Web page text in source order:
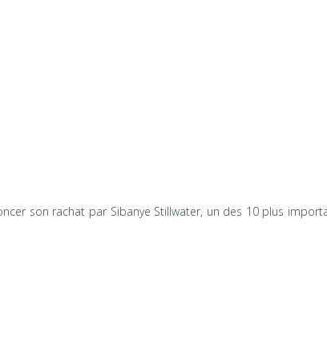
son rachat par Sibanye Stillwater, un des 10 plus